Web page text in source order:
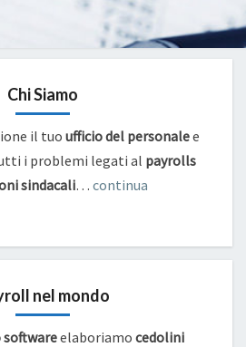
Chi Siamo
il tuo ufficio del personalee
i problemi legati al payrolls
sindacali… continua
nel mondo
elaboriamo cedolini